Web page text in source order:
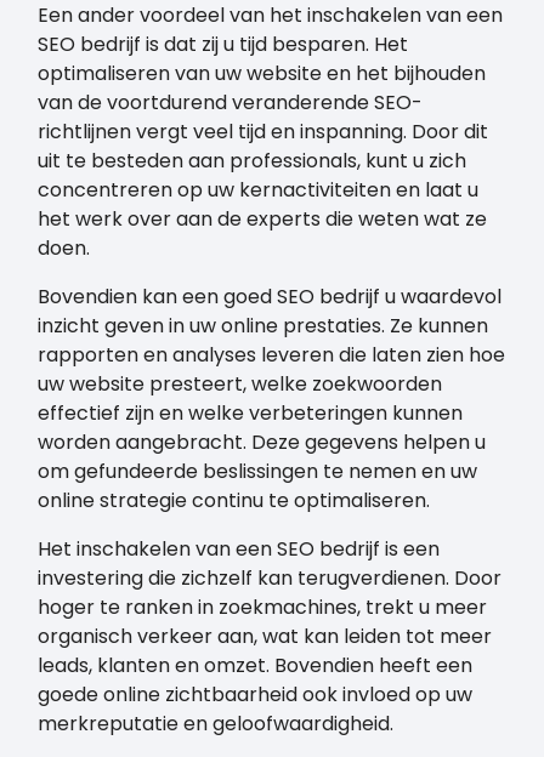
Een ander voordeel van het inschakelen van een
SEO bedrijf is dat zij u tijd besparen. Het
optimaliseren van uw website en het bijhouden
van de voortdurend veranderende SEO-
richtlijnen vergt veel tijd en inspanning. Door dit
uit te besteden aan professionals, kunt u zich
concentreren op uw kernactiviteiten en laat u
het werk over aan de experts die weten wat ze
doen.
Bovendien kan een goed SEO bedrijf u waardevol
inzicht geven in uw online prestaties. Ze kunnen
rapporten en analyses leveren die laten zien hoe
uw website presteert, welke zoekwoorden
effectief zijn en welke verbeteringen kunnen
worden aangebracht. Deze gegevens helpen u
om gefundeerde beslissingen te nemen en uw
online strategie continu te optimaliseren.
Het inschakelen van een SEO bedrijf is een
investering die zichzelf kan terugverdienen. Door
hoger te ranken in zoekmachines, trekt u meer
organisch verkeer aan, wat kan leiden tot meer
leads, klanten en omzet. Bovendien heeft een
goede online zichtbaarheid ook invloed op uw
merkreputatie en geloofwaardigheid.